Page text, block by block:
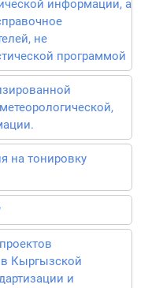
информации, а
не
программой
на тонировку
Кыргызской
и